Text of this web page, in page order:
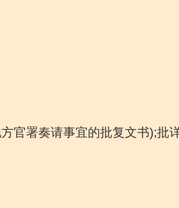
官署奏请事宜的批复文书);批